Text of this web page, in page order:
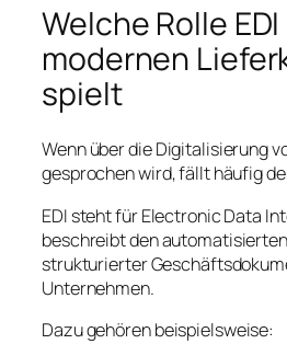
Welche Rolle
modernen
spielt
Wenn über die Digitalisierung
gesprochen wird, fällt häufig
EDI steht für Electronic Data
beschreibt den
strukturierter
Unternehmen.
Dazu gehören beispielsweise: